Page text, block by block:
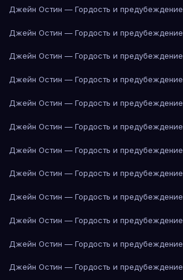
Джейн Остин — Гордость и предубеждение
Джейн Остин — Гордость и предубеждение
Джейн Остин — Гордость и предубеждение
Джейн Остин — Гордость и предубеждение
Джейн Остин — Гордость и предубеждение
Джейн Остин — Гордость и предубеждение
Джейн Остин — Гордость и предубеждение
Джейн Остин — Гордость и предубеждение
Джейн Остин — Гордость и предубеждение
Джейн Остин — Гордость и предубеждение
Джейн Остин — Гордость и предубеждение
Джейн Остин — Гордость и предубеждение